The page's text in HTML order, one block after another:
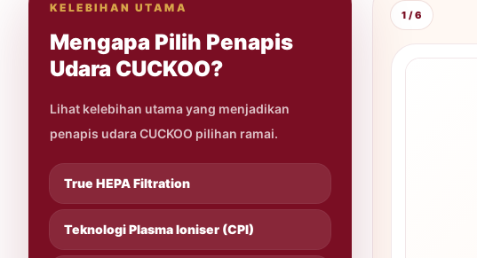
KELEBIHAN UTAMA
Mengapa Pilih Penapis
Udara CUCKOO?
Lihat kelebihan utama yang menjadikan
penapis udara CUCKOO pilihan ramai.
True HEPA Filtration
Teknologi Plasma Ioniser (CPI)
1 / 6